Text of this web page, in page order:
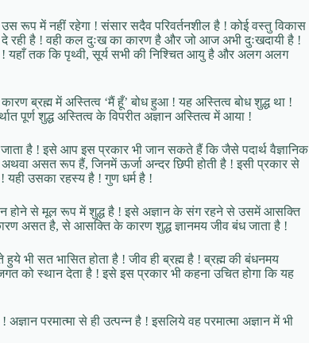
रूप में नहीं रहेगा ! संसार सदैव परिवर्तनशील है ! कोई वस्तु विकास
दे रही है ! वही कल दुःख का कारण है और जो आज अभी दुःखदायी है !
यहाँ तक कि पृथ्वी, सूर्य सभी की निश्चित आयु है और अलग अलग
ब्रह्म में अस्तित्व ‘मैं हूँ’ बोध हुआ ! यह अस्तित्व बोध शुद्ध था !
पूर्ण शुद्ध अस्तित्व के विपरीत अज्ञान अस्तित्व में आया !
है ! इसे आप इस प्रकार भी जान सकते हैं कि जैसे पदार्थ वैज्ञानिक
असत रूप हैं, जिनमें ऊर्जा अन्दर छिपी होती है ! इसी प्रकार से
यही उसका रहस्य है ! गुण धर्म है !
होने से मूल रूप में शुद्ध है ! इसे अज्ञान के संग रहने से उसमें आसक्ति
असत है, से आसक्ति के कारण शुद्ध ज्ञानमय जीव बंध जाता है !
भी सत भासित होता है ! जीव ही ब्रह्म है ! ब्रह्म की बंधनमय
को स्थान देता है ! इसे इस प्रकार भी कहना उचित होगा कि यह
परमात्मा से ही उत्पन्न है ! इसलिये वह परमात्मा अज्ञान में भी